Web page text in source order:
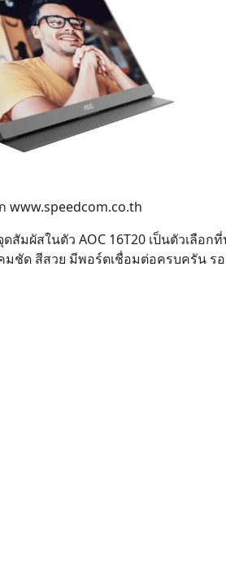
www.speedcom.co.th
มผัสในตัว AOC 16T20 เป็นตัวเลือ
ชัด สีสวย มีพอร์ตเชื่อมต่อครบครัน